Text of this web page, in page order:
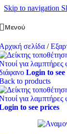
Skip to navigation
Μενού
σελίδα /
για
Login to see
to products
για
to see prices